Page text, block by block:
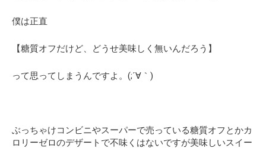
僕は正直
【糖質オフだけど、どうせ美味しく無いんだろう】
って思ってしまうんですよ。(;´∀｀)
ぶっちゃけコンビニやスーパーで売っている糖質オフとかカ
ロリーゼロのデザートで不味くはないですが美味しいスイー